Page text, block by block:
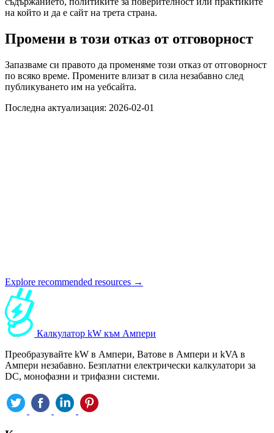
на който и да е сайт на трета страна.
Промени в този отказ от отговорност
Запазваме си правото да променяме този отказ от отговорност
по всяко време. Промените влизат в сила незабавно след
публикуването им на уебсайта.
Последна актуализация: 2026-02-01
Explore recommended resources →
Калкулатор kW към Ампери
Преобразувайте kW в Ампери, Ватове в Ампери и kVA в
Ампери незабавно. Безплатни електрически калкулатори за
DC, монофазни и трифазни системи.